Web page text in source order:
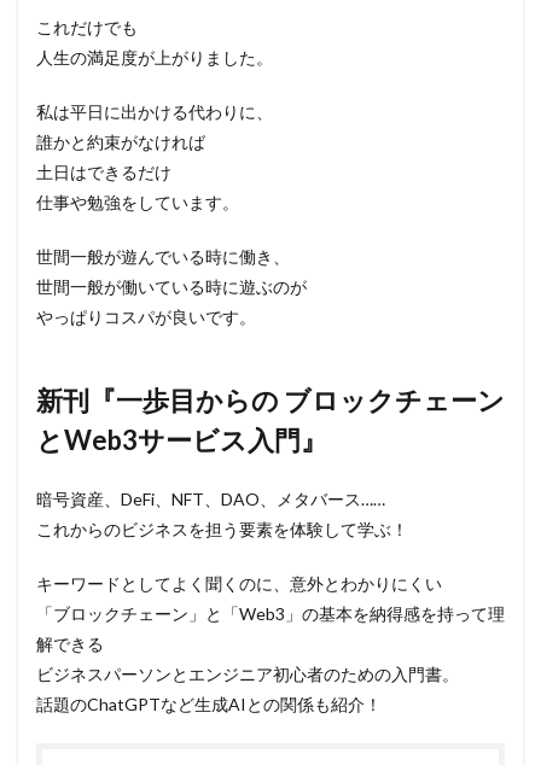
これだけでも
人生の満足度が上がりました。
私は平日に出かける代わりに、
誰かと約束がなければ
土日はできるだけ
仕事や勉強をしています。
世間一般が遊んでいる時に働き、
世間一般が働いている時に遊ぶのが
やっぱりコスパが良いです。
新刊『一歩目からの ブロックチェーン
とWeb3サービス入門』
暗号資産、DeFi、NFT、DAO、メタバース……
これからのビジネスを担う要素を体験して学ぶ！
キーワードとしてよく聞くのに、意外とわかりにくい
「ブロックチェーン」と「Web3」の基本を納得感を持って理
解できる
ビジネスパーソンとエンジニア初心者のための入門書。
話題のChatGPTなど生成AIとの関係も紹介！